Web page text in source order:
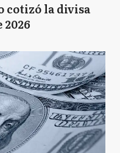
cotizó la divisa
2026